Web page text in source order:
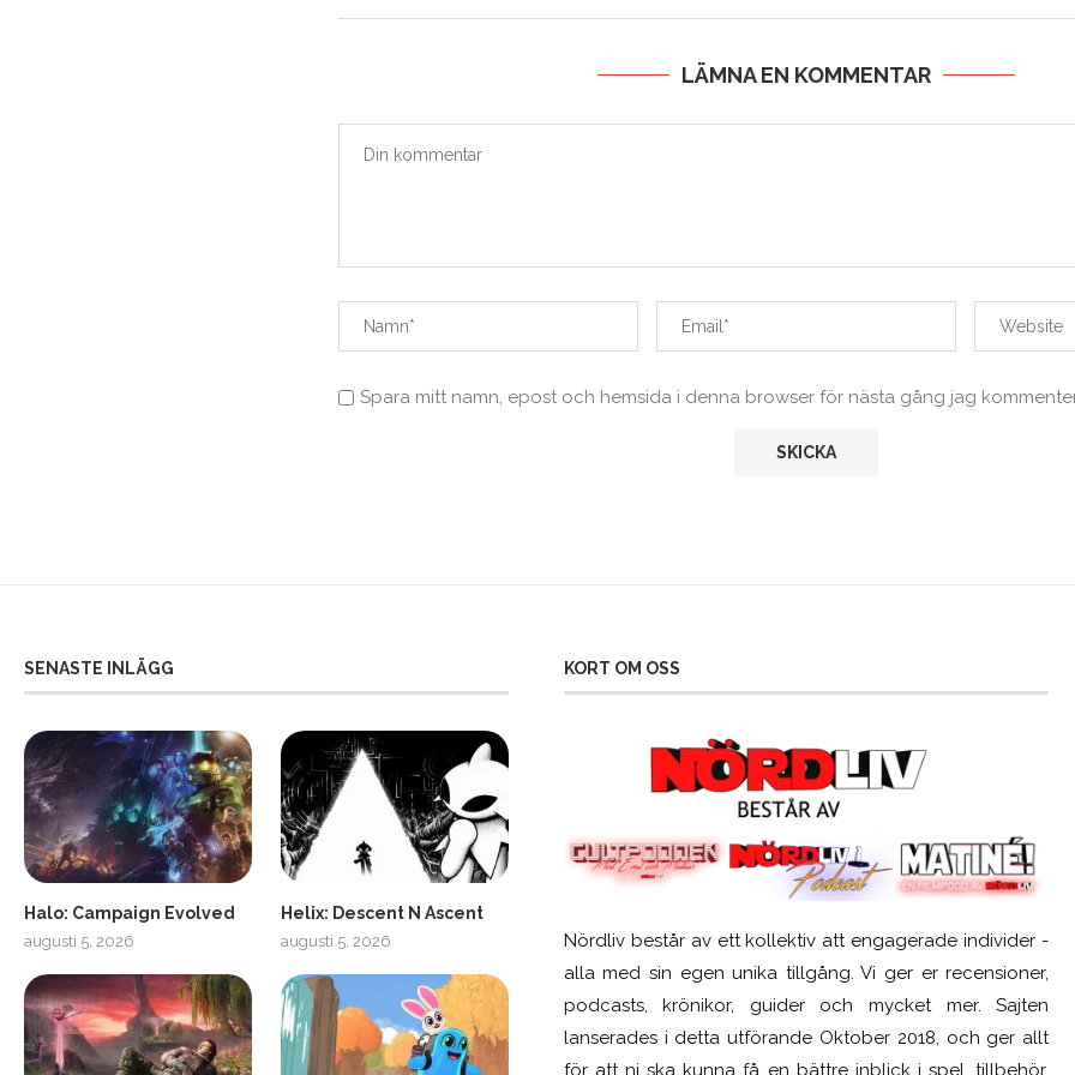
LÄMNA EN KOMMENTAR
Spara mitt namn, epost och hemsida i denna browser för nästa gång jag
SENASTE INLÄGG
Halo: Campaign Evolved
augusti 5, 2026
Helix: Descent N Ascent
augusti 5, 2026
KORT OM OSS
Nördliv består av ett kollektiv att engagerade individer -
alla med sin egen unika tillgång. Vi ger er recensioner,
podcasts, krönikor, guider och mycket mer. Sajten
lanserades i detta utförande Oktober 2018, och ger allt
för att ni ska kunna få en bättre inblick i spel, tillbehör,
SCUF Gaming Omega Logitech G316 X 98